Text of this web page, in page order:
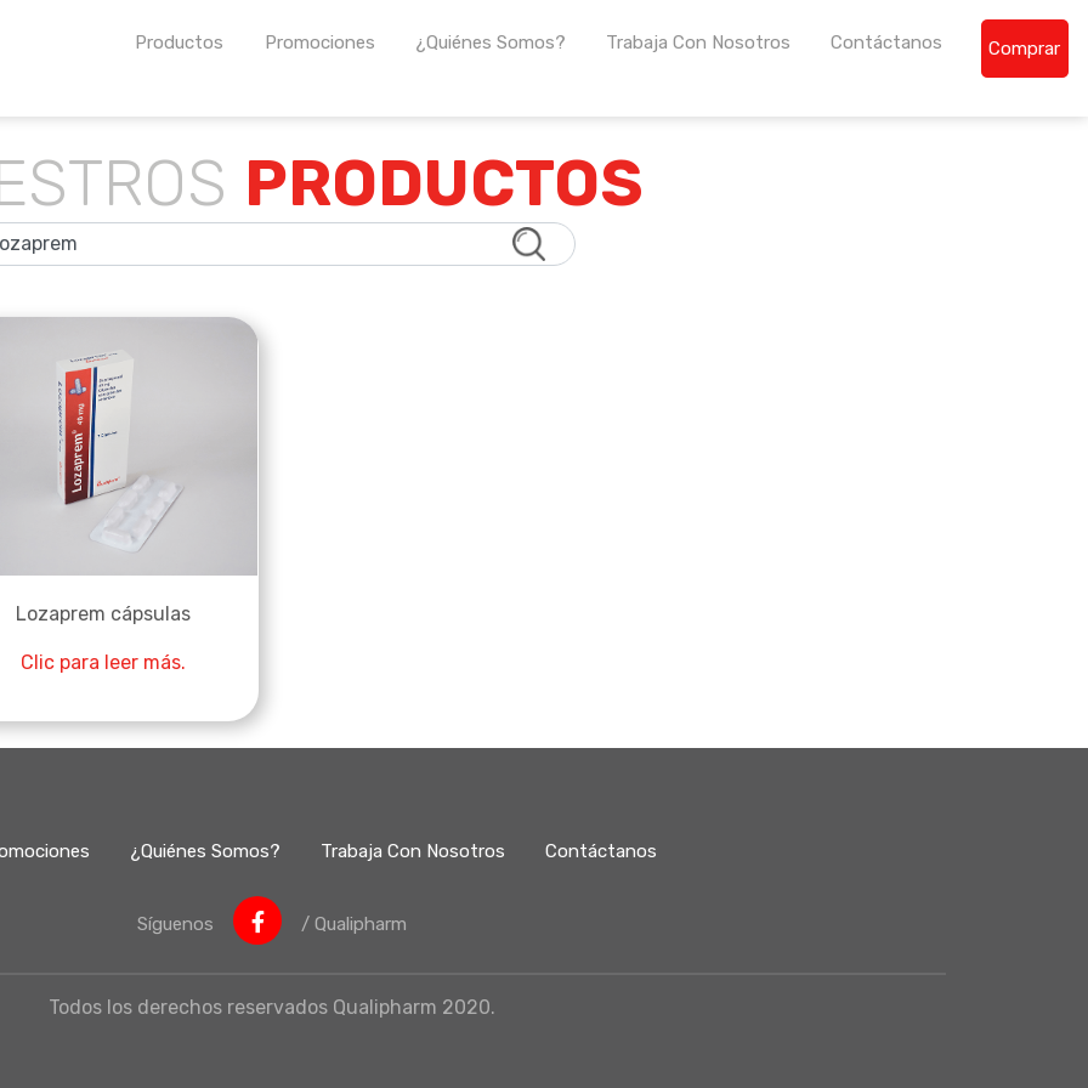
Productos Promociones ¿Quiénes Somos? Trabaja Con Nosotros Contáctanos Comprar
PRODUCTOS
Lozaprem cápsulas
Clic para leer más.
¿Quiénes Somos? Trabaja Con Nosotros Contáctanos
Síguenos / Qualipharm
Todos los derechos reservados Qualipharm 2020.